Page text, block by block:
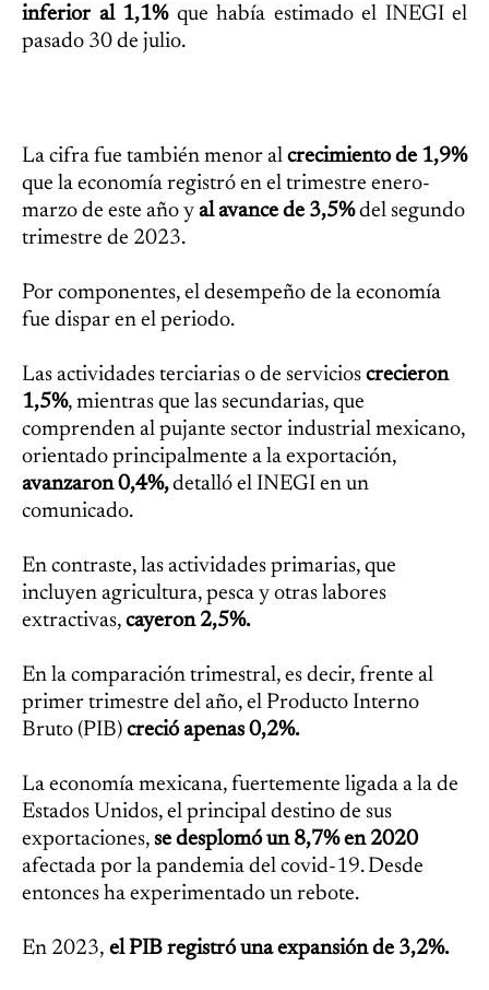
inferior al 1,1%que había estimado el INEGI el
pasado 30 de julio.
La cifra fue también menor al crecimiento de 1,9%
que la economía registró en el trimestre enero-
marzo de este año y al avance de 3,5%del segundo
trimestre de 2023.
Por componentes, el desempeño de la economía
fue dispar en el periodo.
Las actividades terciarias o de servicios crecieron
1,5%, mientras que las secundarias, que
comprenden al pujante sector industrial mexicano,
orientado principalmente a la exportación,
avanzaron 0,4%,detalló el INEGI en un
comunicado.
En contraste, las actividades primarias, que
incluyen agricultura, pesca y otras labores
extractivas, cayeron 2,5%.
En la comparación trimestral, es decir, frente al
primer trimestre del año, el Producto Interno
Bruto (PIB) creció apenas 0,2%.
La economía mexicana, fuertemente ligada a la de
Estados Unidos, el principal destino de sus
exportaciones, se desplomó un 8,7% en 2020
afectada por la pandemia del covid-19. Desde
entonces ha experimentado un rebote.
En 2023, el PIB registró una expansión de 3,2%.